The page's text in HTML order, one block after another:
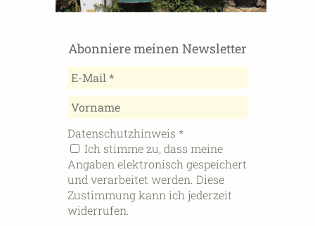
Abonniere meinen Newsletter
Datenschutzhinweis *
Ich stimme zu, dass meine
Angaben elektronisch gespeichert
und verarbeitet werden. Diese
Zustimmung kann ich jederzeit
widerrufen.